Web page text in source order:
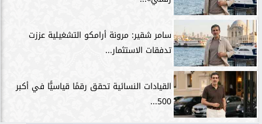
سامر شقير: مرونة أرامكو التشغيلية عززت
تدفقات الاستثمار...
القيادات النسائية تحقق رقمًا قياسيًّا في أكبر
500...